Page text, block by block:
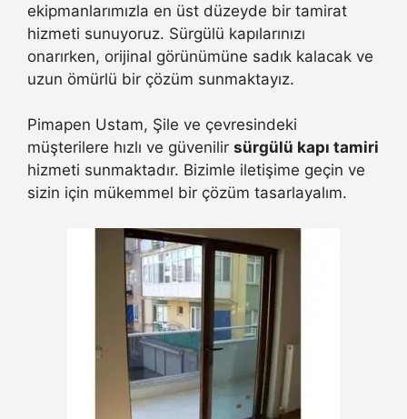
ekipmanlarımızla en üst düzeyde bir tamirat
hizmeti sunuyoruz. Sürgülü kapılarınızı
onarırken, orijinal görünümüne sadık kalacak ve
uzun ömürlü bir çözüm sunmaktayız.
Pimapen Ustam, Şile ve çevresindeki
müşterilere hızlı ve güvenilir sürgülü kapı tamiri
hizmeti sunmaktadır. Bizimle iletişime geçin ve
sizin için mükemmel bir çözüm tasarlayalım.